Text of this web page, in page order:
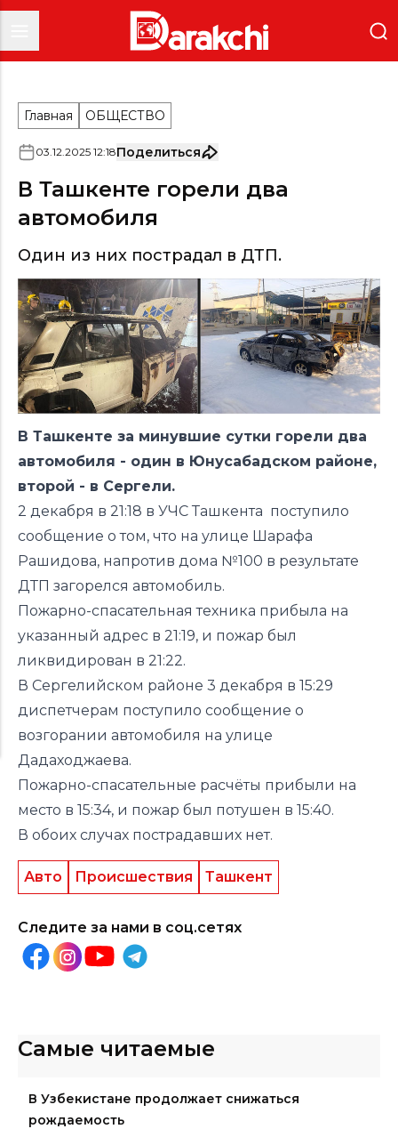
Главная ОБЩЕСТВО
03.12.2025 12:18Поделиться
В Ташкенте горели два
автомобиля
Один из них пострадал в ДТП.
В Ташкенте за минувшие сутки горели два
автомобиля - один в Юнусабадском районе,
второй - в Сергели.
2 декабря в 21:18 в УЧС Ташкента поступило
сообщение о том, что на улице Шарафа
Рашидова, напротив дома №100 в результате
ДТП загорелся автомобиль.
Пожарно-спасательная техника прибыла на
указанный адрес в 21:19, и пожар был
ликвидирован в 21:22.
В Сергелийском районе 3 декабря в 15:29
диспетчерам поступило сообщение о
возгорании автомобиля на улице
Дадаходжаева.
Пожарно-спасательные расчёты прибыли на
место в 15:34, и пожар был потушен в 15:40.
В обоих случах пострадавших нет.
Авто Происшествия Ташкент
Следите за нами в соц.сетях
Самые читаемые
В Узбекистане продолжает снижаться
рождаемость